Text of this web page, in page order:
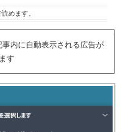
読めます。
内に自動表示される広告が
す